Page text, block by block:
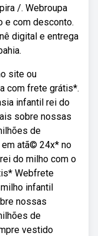
/. Webroupa
e com desconto.
digital e entrega
site ou
com frete grátis*.
infantil rei do
sobre nossas
de
em atã© 24x* no
do milho com o
Webfrete
infantil
nossas
de
vestido